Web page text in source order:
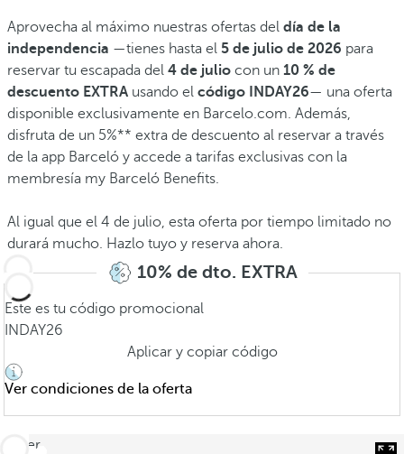
Aprovecha al máximo nuestras ofertas del día de la
independencia —tienes hasta el 5 de julio de 2026 para
reservar tu escapada del 4 de julio con un 10 % de
descuento EXTRA usando el código INDAY26— una oferta
disponible exclusivamente en Barcelo.com. Además,
disfruta de un 5%** extra de descuento al reservar a través
de la app Barceló y accede a tarifas exclusivas con la
membresía my Barceló Benefits.
Al igual que el 4 de julio, esta oferta por tiempo limitado no
durará mucho. Hazlo tuyo y reserva ahora.
10% de dto. EXTRA
Este es tu código promocional
INDAY26
Aplicar y copiar código
Ver condiciones de la oferta
volver